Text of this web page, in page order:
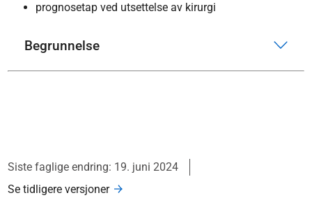
prognosetap ved utsettelse av kirurgi
Begrunnelse
Siste faglige endring: 19. juni 2024
Se tidligere versjoner